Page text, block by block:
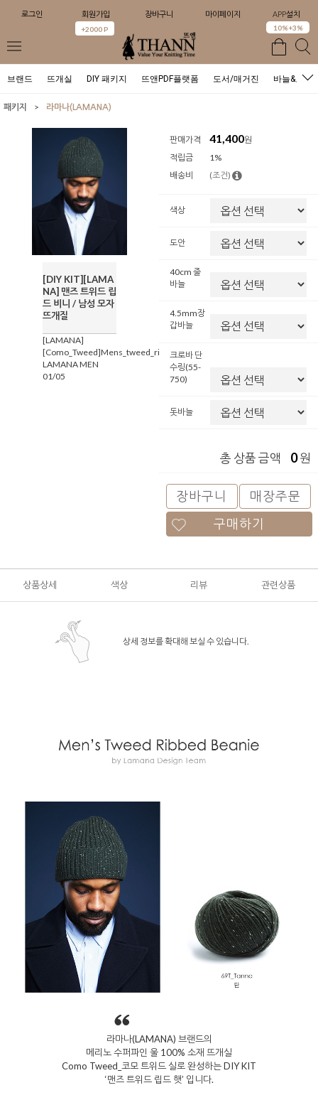
로그인 회원가입
+2000 P
장바구니 마이페이지 APP설치
10%+3%
브랜드 뜨개실 DIY 패키지 뜨앤PDF플랫폼 도서/매거진 바늘&도구
패키지 > 라마나(LAMANA)
[DIY KIT][LAMA
NA] 맨즈 트위드 립
드 비니 / 남성 모자
뜨개질
[LAMANA]
[Como_Tweed]Mens_tweed_ribbed_beanie
LAMANA MEN
01/05
판매가격 41,400원
적립금
1%
배송비
(조건)
색상
도안
40cm 줄
바늘
4.5mm장
갑바늘
크로바 단
수링(55-
750)
돗바늘
총 상품 금액 0원
장바구니
매장주문
구매하기
상품상세 색상 리뷰 관련상품
상세 정보를 확대해 보실 수 있습니다.
라마나(LAMANA) 브랜드의
메리노 수퍼파인 울 100% 소재 뜨개실
Como Tweed_코모 트위드 실로 완성하는 DIY KIT
‘맨즈 트위드 립드 햇’ 입니다.